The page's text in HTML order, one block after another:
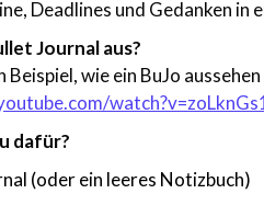
Deadlines und Gedanken
Journal aus?
Beispiel, wie ein BuJo
dafür?
(oder ein leeres Notizbuch)